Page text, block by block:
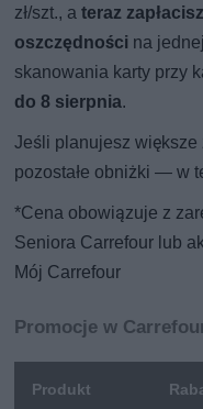
zł/szt., ateraz
oszczędności na
skanowania karty przy
do 8 sierpnia.
Jeśli planujesz większe
pozostałe obniżki — w
*Cena obowiązuje z
Seniora Carrefour lub
Mój Carrefour
Promocje w
Produkt